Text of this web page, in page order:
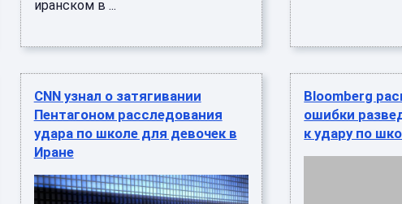
иранском в ...
CNN узнал о затягивании
Пентагоном расследования
удара по школе для девочек в
Иране
Bloomberg
ошибки
к удару по